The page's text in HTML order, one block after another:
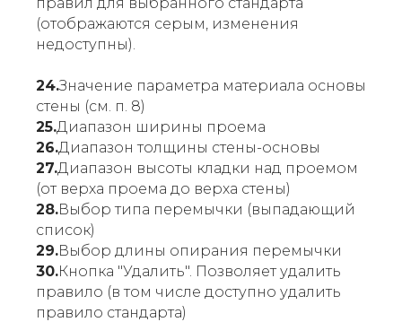
(отображаются серым, изменения
недоступны).
24.Значение параметра материала основы
стены (см. п. 8)
25.Диапазон ширины проема
26.Диапазон толщины стены-основы
27.Диапазон высоты кладки над проемом
(от верха проема до верха стены)
28.Выбор типа перемычки (выпадающий
список)
29.Выбор длины опирания перемычки
30.Кнопка "Удалить". Позволяет удалить
правило (в том числе доступно удалить
правило стандарта)